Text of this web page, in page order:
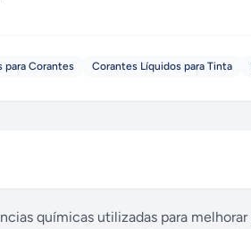
para Corantes Corantes Líquidos para Tinta
químicas utilizadas para